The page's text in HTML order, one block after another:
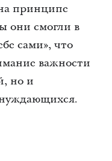
принципе
они смогли в
сами», что
важности
но и